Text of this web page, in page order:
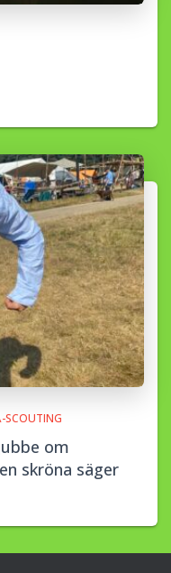
SCOUTING
om
skröna säger